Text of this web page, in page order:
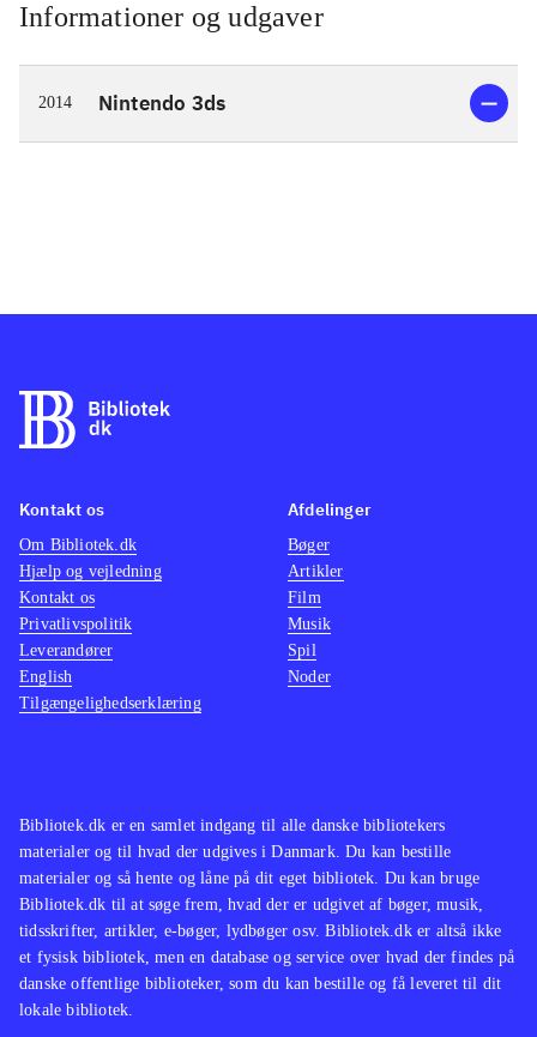
Informationer og udgaver
2014 Nintendo 3ds
Bibliotek.dk er en samlet indgang til alle danske bibliotekers
materialer og til hvad der udgives i Danmark. Du kan bestille
materialer og så hente og låne på dit eget bibliotek. Du kan bruge
Bibliotek.dk til at søge frem, hvad der er udgivet af bøger, musik,
tidsskrifter, artikler, e-bøger, lydbøger osv. Bibliotek.dk er altså ikke
et fysisk bibliotek, men en database og service over hvad der findes på
danske offentlige biblioteker, som du kan bestille og få leveret til dit
lokale bibliotek.
Kontakt os
Om Bibliotek.dk
Hjælp og vejledning
Kontakt os
Privatlivspolitik
Leverandører
English
Tilgængelighedserklæring
Afdelinger
Bøger
Artikler
Film
Musik
Spil
Noder